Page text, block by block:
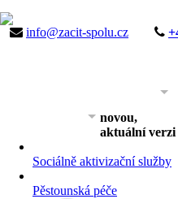
info@zacit-spolu.cz
GALERIE
novou,
aktuální verzi
Sociálně aktivizační služby
Pěstounská péče